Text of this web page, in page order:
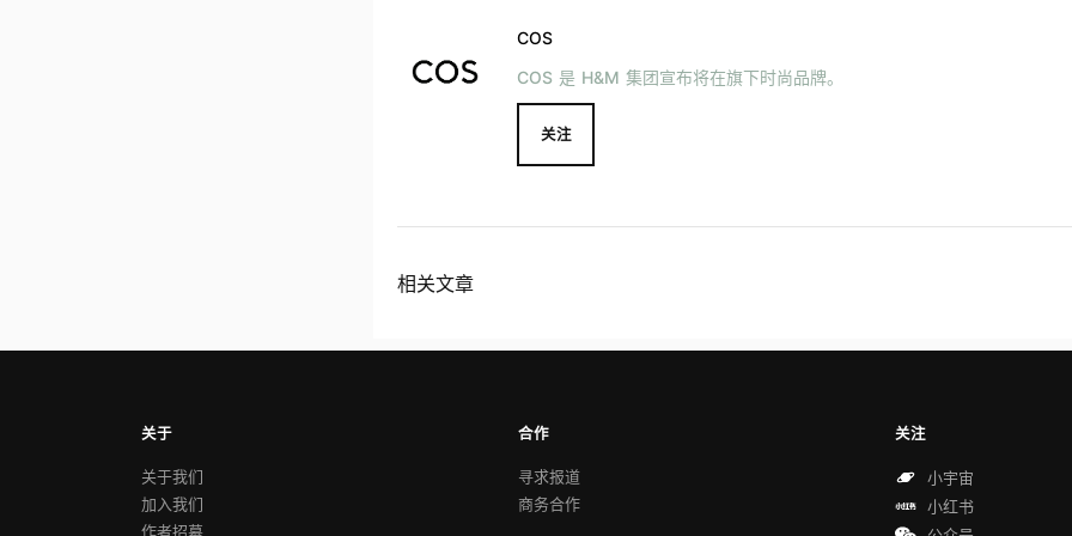
COS
COS 是 H&M 集团宣布将在旗下时尚品牌。
关注
相关文章
关于
关于我们
加入我们
作者招募
合作
寻求报道
商务合作
关注
小宇宙
小红书